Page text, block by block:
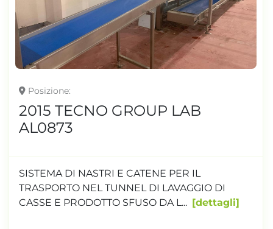
TONNELLAGGIO
Posizione
2015 TECNO GROUP LAB
AL0873
SISTEMA DI NASTRI E CATENE PER IL
TRASPORTO NEL TUNNEL DI LAVAGGIO DI
CASSE E PRODOTTO SFUSO DA L...
dettagli